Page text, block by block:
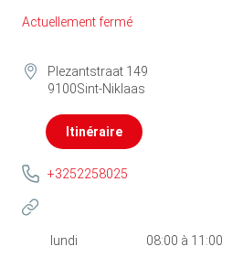
Actuellement fermé
Plezantstraat 149
9100Sint-Niklaas
Itinéraire
+3252258025
lundi 08:00 à 11:00